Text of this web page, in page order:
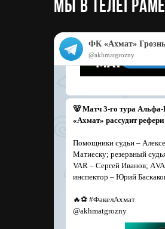
МЫ в телеграме